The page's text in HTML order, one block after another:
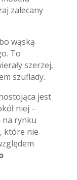
zalecany
wąską
To
szerzej,
szuflady.
jest
niej –
na rynku
które nie